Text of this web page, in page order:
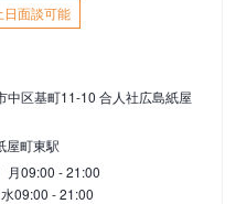
日面談可能
中区基町11-10 合人社広島紙屋
屋町東駅
月09:00 - 21:00
水09:00 - 21:00